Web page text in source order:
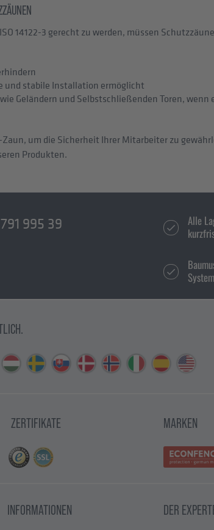
14122-3 gerecht zu werden, müssen
und stabile Installation ermöglicht
Geländern und Selbstschließenden Toren, wenn
um die Sicherheit Ihrer Mitarbeiter zu
Produkten.
995 39
Alle
ZERTIFIKATE MARKEN
INFORMATIONEN DER